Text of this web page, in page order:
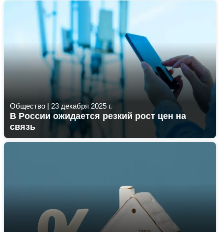
Общество | 23 декабря 2025 г.
В России ожидается резкий рост цен на
связь